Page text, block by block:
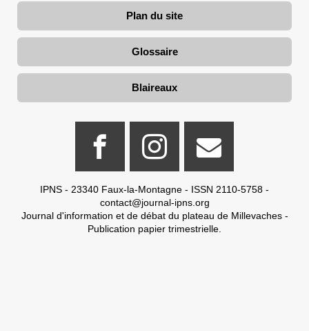
Plan du site
Glossaire
Blaireaux
IPNS - 23340 Faux-la-Montagne - ISSN 2110-5758 -
contact@journal-ipns.org
Journal d'information et de débat du plateau de Millevaches -
Publication papier trimestrielle.